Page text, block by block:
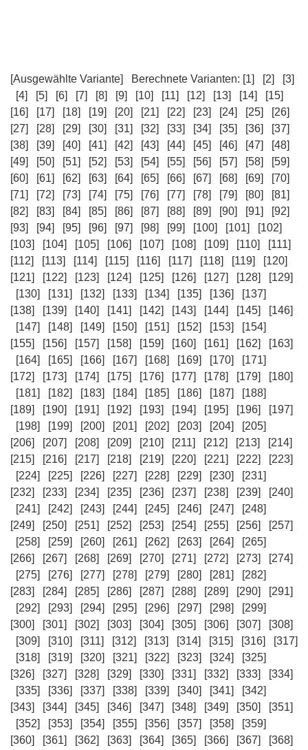
[Ausgewählte Variante] Berechnete Varianten: [1] [2]
[3]
[4]
[5] [6] [7] [8] [9] [10] [11] [12] [13] [14]
[15]
[16]
[17] [18] [19] [20] [21] [22] [23] [24] [25]
[26]
[27]
[28] [29] [30] [31] [32] [33] [34] [35] [36]
[37]
[38]
[39] [40] [41] [42] [43] [44] [45] [46] [47]
[48]
[49]
[50] [51] [52] [53] [54] [55] [56] [57] [58]
[59]
[60]
[61] [62] [63] [64] [65] [66] [67] [68] [69]
[70]
[71]
[72] [73] [74] [75] [76] [77] [78] [79] [80]
[81]
[82]
[83] [84] [85] [86] [87] [88] [89] [90] [91]
[92]
[93]
[94] [95] [96] [97] [98] [99] [100] [101]
[102]
[103]
[104] [105] [106] [107] [108] [109] [110]
[111]
[112]
[113] [114] [115] [116] [117] [118] [119]
[120]
[121]
[122] [123] [124] [125] [126] [127] [128]
[129]
[130]
[131] [132] [133] [134] [135] [136]
[137]
[138]
[139] [140] [141] [142] [143] [144] [145]
[146]
[147]
[148] [149] [150] [151] [152] [153]
[154]
[155]
[156] [157] [158] [159] [160] [161] [162]
[163]
[164]
[165] [166] [167] [168] [169] [170]
[171]
[172]
[173] [174] [175] [176] [177] [178] [179]
[180]
[181]
[182] [183] [184] [185] [186] [187]
[188]
[189]
[190] [191] [192] [193] [194] [195] [196]
[197]
[198]
[199] [200] [201] [202] [203] [204]
[205]
[206]
[207] [208] [209] [210] [211] [212] [213]
[214]
[215]
[216] [217] [218] [219] [220] [221] [222]
[223]
[224]
[225] [226] [227] [228] [229] [230]
[231]
[232]
[233] [234] [235] [236] [237] [238] [239]
[240]
[241]
[242] [243] [244] [245] [246] [247]
[248]
[249]
[250] [251] [252] [253] [254] [255] [256]
[257]
[258]
[259] [260] [261] [262] [263] [264]
[265]
[266]
[267] [268] [269] [270] [271] [272] [273]
[274]
[275]
[276] [277] [278] [279] [280] [281]
[282]
[283]
[284] [285] [286] [287] [288] [289] [290]
[291]
[292]
[293] [294] [295] [296] [297] [298]
[299]
[300]
[301] [302] [303] [304] [305] [306] [307]
[308]
[309]
[310] [311] [312] [313] [314] [315] [316]
[317]
[318]
[319] [320] [321] [322] [323] [324]
[325]
[326]
[327] [328] [329] [330] [331] [332] [333]
[334]
[335]
[336] [337] [338] [339] [340] [341]
[342]
[343]
[344] [345] [346] [347] [348] [349] [350]
[351]
[352]
[353] [354] [355] [356] [357] [358]
[359]
[360]
[361] [362] [363] [364] [365] [366] [367]
[368]